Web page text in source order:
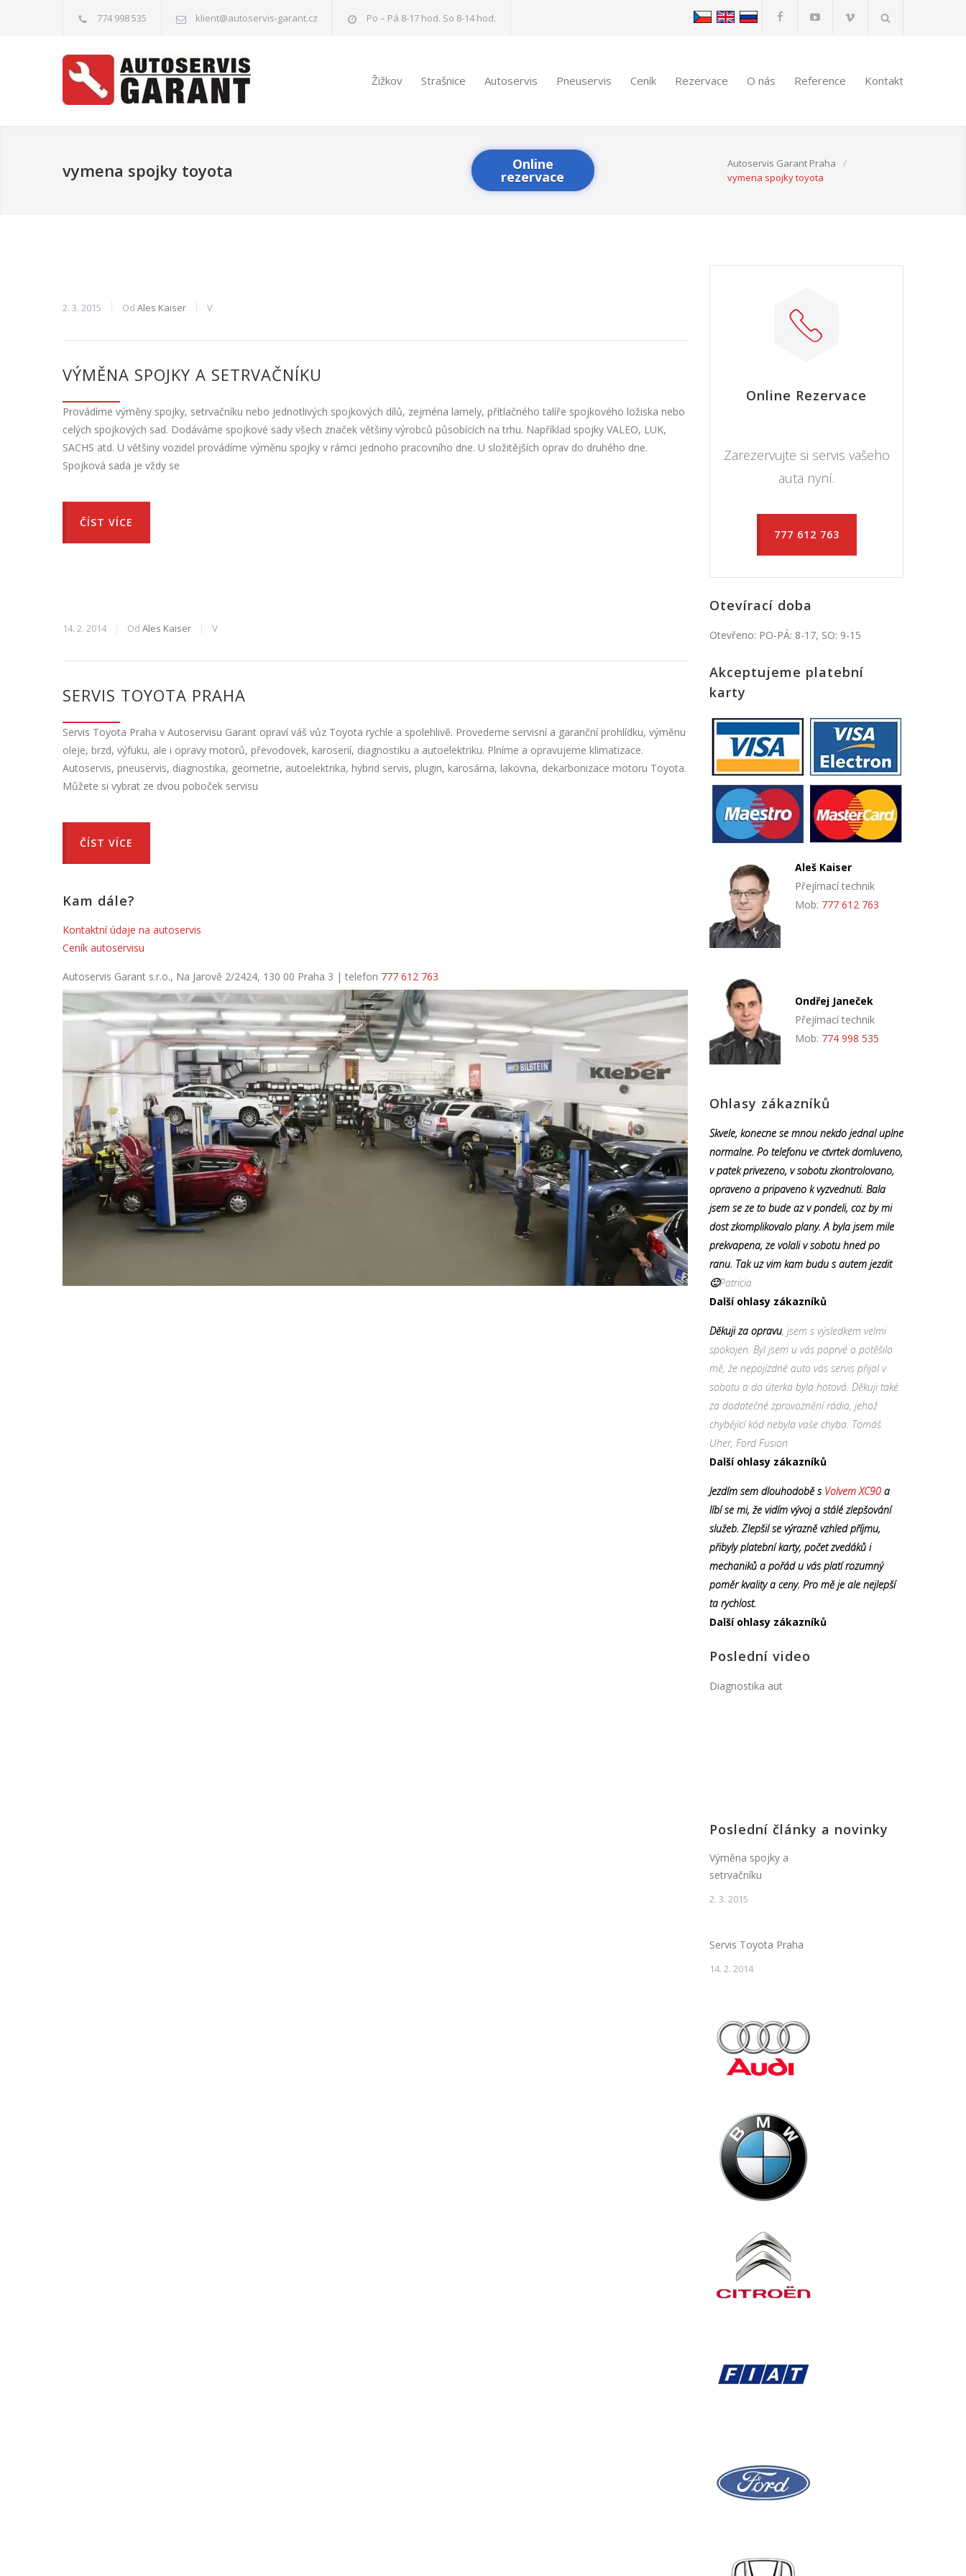
774 998 535 klient@autoservis-garant.cz Po – Pá 8-17 hod. So 8-14 hod.
Žižkov Strašnice Autoservis Pneuservis Ceník Rezervace O nás Reference Kontakt
vymena spojky toyota Online
rezervace
Autoservis Garant Praha
/
vymena spojky toyota
2. 3. 2015 Od Ales Kaiser V
VÝMĚNA SPOJKY A SETRVAČNÍKU
Provádíme výměny spojky, setrvačníku nebo jednotlivých spojkových dílů, zejména lamely, přítlačného talíře spojkového ložiska nebo
celých spojkových sad. Dodáváme spojkové sady všech značek většiny výrobců působících na trhu. Například spojky VALEO, LUK,
SACHS atd. U většiny vozidel provádíme výměnu spojky v rámci jednoho pracovního dne. U složitějších oprav do druhého dne.
Spojková sada je vždy se
ČÍST VÍCE
14. 2. 2014 Od Ales Kaiser V
SERVIS TOYOTA PRAHA
Servis Toyota Praha v Autoservisu Garant opraví váš vůz Toyota rychle a spolehlivě. Provedeme servisní a garanční prohlídku, výměnu
oleje, brzd, výfuku, ale i opravy motorů, převodovek, karoserií, diagnostiku a autoelektriku. Plníme a opravujeme klimatizace.
Autoservis, pneuservis, diagnostika, geometrie, autoelektrika, hybrid servis, plugin, karosárna, lakovna, dekarbonizace motoru Toyota.
Můžete si vybrat ze dvou poboček servisu
ČÍST VÍCE
Kam dále?
Kontaktní údaje na autoservis
Ceník autoservisu
Autoservis Garant s.r.o., Na Jarově 2/2424, 130 00 Praha 3 | telefon 777 612 763
Online Rezervace
Zarezervujte si servis vašeho
auta nyní.
777 612 763
Otevírací doba
Otevřeno: PO-PÁ: 8-17, SO: 9-15
Akceptujeme platební
karty
Aleš Kaiser
Přejímací technik
Mob: 777 612 763
Ondřej Janeček
Přejímací technik
Mob: 774 998 535
Ohlasy zákazníků
Skvele, konecne se mnou nekdo jednal uplne
normalne. Po telefonu ve ctvrtek domluveno,
v patek privezeno, v sobotu zkontrolovano,
opraveno a pripaveno k vyzvednuti. Bala
jsem se ze to bude az v pondeli, coz by mi
dost zkomplikovalo plany. A byla jsem mile
prekvapena, ze volali v sobotu hned po
ranu. Tak uz vim kam budu s autem jezdit
🙂Patricia
Další ohlasy zákazníků
Děkuji za opravu, jsem s výsledkem velmi
spokojen. Byl jsem u vás poprvé a potěšilo
mě, že nepojízdné auto vás servis přijal v
sobotu a do úterka byla hotová. Děkuji také
za dodatečné zprovoznění rádia, jehož
chybějící kód nebyla vaše chyba. Tomáš
Uher, Ford Fusion
Další ohlasy zákazníků
Jezdím sem dlouhodobě s Volvem XC90 a
líbí se mi, že vidím vývoj a stálé zlepšování
služeb. Zlepšil se výrazně vzhled příjmu,
přibyly platební karty, počet zvedáků i
mechaniků a pořád u vás platí rozumný
poměr kvality a ceny. Pro mě je ale nejlepší
ta rychlost.
Další ohlasy zákazníků
Poslední video
Diagnostika aut
Poslední články a novinky
Výměna spojky a
setrvačníku
2. 3. 2015
Servis Toyota Praha
14. 2. 2014